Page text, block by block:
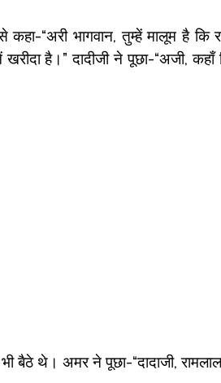
से कहा-“अरी भागवान, तुम्हें मालूम है
है।” दादीजी ने पूछा-“अजी, कहाँ
बैठे थे। अमर ने पूछा-“दादाजी,